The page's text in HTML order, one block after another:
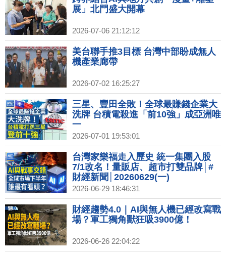
展」北門盛大開幕
2026-07-06 21:12:12
美台聯手推3目標 台灣中部盼成無人
機產業廊帶
2026-07-02 16:25:27
三星、豐田全敗！全球最賺錢企業大
洗牌 台積電殺進「前10強」成亞洲唯
一
2026-07-01 19:53:01
台灣家樂福走入歷史 統一集團入股
7/1改名！量販店、超市打雙品牌│#
財經新聞│20260629(一)
2026-06-29 18:46:31
財經趨勢4.0｜AI與無人機已經改寫戰
場？軍工獨角獸狂吸3900億！
2026-06-26 22:04:22